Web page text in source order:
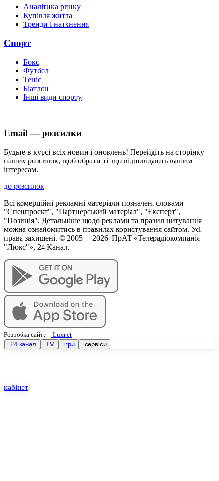
Аналітика ринку
Купівля житла
Тренди і натхнення
Спорт
Бокс
Футбол
Теніс
Біатлон
Інші види спорту
Email — розсилки
Будьте в курсі всіх новин і оновлень! Перейдіть на сторінку
наших розсилок, щоб обрати ті, що відповідають вашим
інтересам.
до розсилок
Всі комерційні рекламні матеріали позначені словами
"Спецпроєкт", "Партнерський матеріал", "Експерт",
"Позиція". Детальніше щодо реклами та правил цитування
можна ознайомитись в правилах користування сайтом. Усі
права захищені. © 2005— 2026, ПрАТ «Телерадіокомпанія
"Люкс"», 24 Канал.
Розробка сайту - Luxnet
24 канал
TV ігри сервіси
кабінет